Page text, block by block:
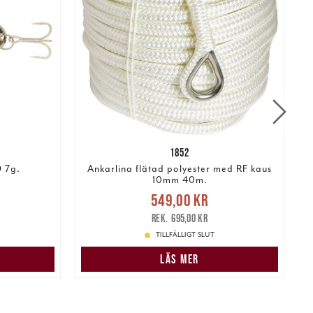
7g.
1852
Ankarlina flätad polyester med RF kaus
10mm 40m.
Nuvarande pris
Tidigare pris
549,00 kr
695,00 kr
TILLFÄLLIGT SLUT
LÄS MER